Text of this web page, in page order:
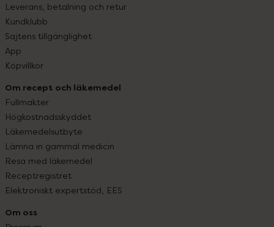
Leverans, betalning och retur
Kundklubb
Sajtens tillgänglighet
App
Köpvillkor
Om recept och läkemedel
Fullmakter
Högkostnadsskyddet
Läkemedelsutbyte
Lämna in gammal medicin
Resa med läkemedel
Receptregistret
Elektroniskt expertstöd, EES
Om oss